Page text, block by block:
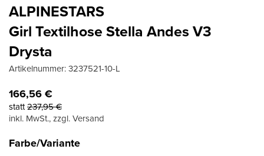
ALPINESTARS
Girl Textilhose Stella Andes V3
Drysta
Artikelnummer:3237521-10-L
166,56€
statt237,95€
inkl. MwSt., zzgl. Versand
Farbe/Variante